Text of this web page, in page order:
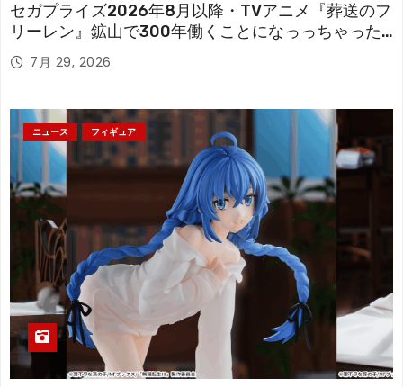
セガプライズ2026年8月以降・TVアニメ『葬送のフ
リーレン』鉱山で300年働くことになっっちゃった
「フリーレン」を立体化！
7月 29, 2026
ニュース フィギュア